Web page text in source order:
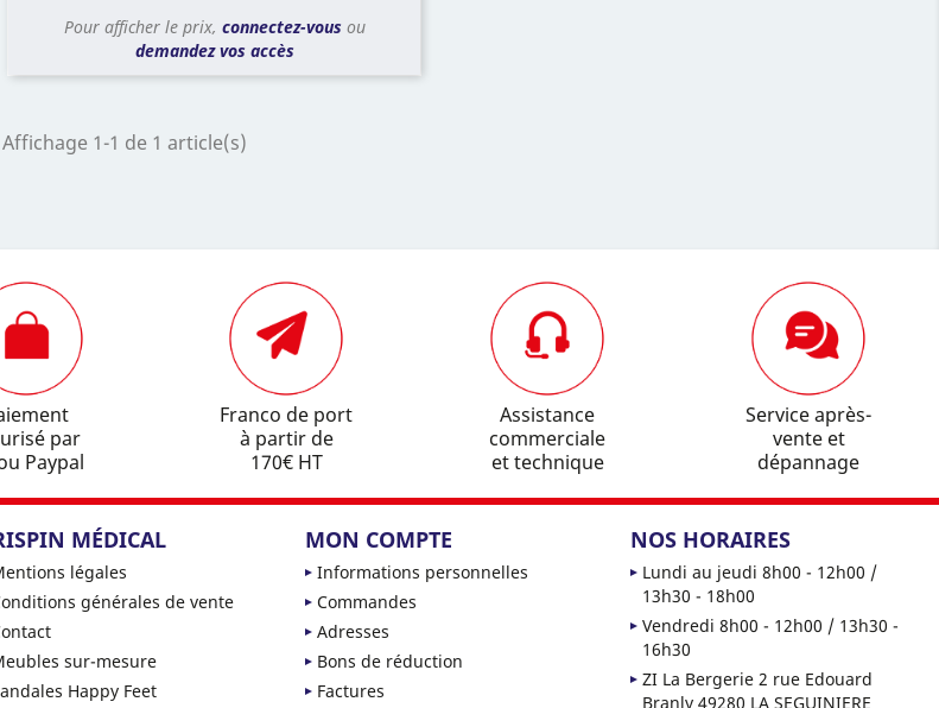
Pour afficher le prix, connectez-vousou
demandez vos accès
Affichage 1-1 de 1 article(s)
par
Paypal
Franco de port
à partir de
170€ HT
Assistance
commerciale
et technique
Service après-
vente et
dépannage
MÉDICAL
légales
générales de vente
sur-mesure
Happy Feet
MON COMPTE
Informations personnelles
Commandes
Adresses
Bons de réduction
Factures
NOS HORAIRES
Lundi au jeudi 8h00 - 12h00 /
13h30 - 18h00
Vendredi 8h00 - 12h00 / 13h30 -
16h30
ZI La Bergerie 2 rue Edouard
Branly 49280 LA SEGUINIERE